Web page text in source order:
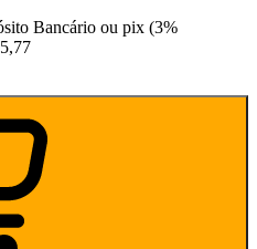
Bancário ou pix (3%